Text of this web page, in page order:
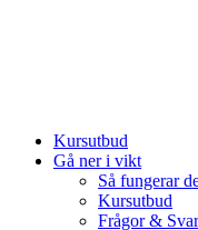
Kursutbud
Gå ner i vikt
Så fungerar
Kursutbud
Frågor & Svar